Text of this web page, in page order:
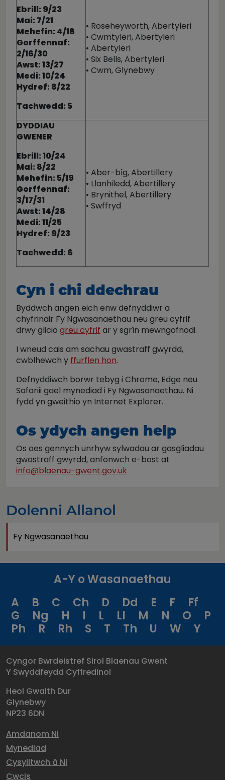
Ebrill: 9/23
Mai: 7/21
Mehefin: 4/18
Gorffennaf:
2/16/30
Awst: 13/27
Medi: 10/24
Hydref: 8/22
Tachwedd: 5
• Roseheyworth, Abertyleri
• Cwmtyleri, Abertyleri
• Abertyleri
• Six Bells, Abertyleri
• Cwm, Glynebwy
DYDDIAU
GWENER
Ebrill: 10/24
Mai: 8/22
Mehefin: 5/19
Gorffennaf:
3/17/31
Awst: 14/28
Medi: 11/25
Hydref: 9/23
Tachwedd: 6
• Aber-bîg, Abertillery
• Llanhiledd, Abertillery
• Brynithel, Abertillery
• Swffryd
Cyn i chi ddechrau
Byddwch angen eich enw defnyddiwr a
chyfrinair Fy Ngwasanaethau neu greu cyfrif
drwy glicio greu cyfrif ar y sgrîn mewngofnodi.
I wneud cais am sachau gwastraff gwyrdd,
cwblhewch y ffurflen hon.
Defnyddiwch borwr tebyg i Chrome, Edge neu
Safariii gael mynediad i Fy Ngwasanaethau. Ni
fydd yn gweithio yn Internet Explorer.
Os ydych angen help
Os oes gennych unrhyw sylwadau ar gasgliadau
gwastraff gwyrdd, anfonwch e-bost at
info@blaenau-gwent.gov.uk
Dolenni Allanol
Fy Ngwasanaethau
A-Y o Wasanaethau
A
B C Ch D Dd E F
Ff
G
Ng H I L Ll M N O
P
Ph
R Rh S T Th U W Y
Cyngor Bwrdeistref Sirol Blaenau Gwent
Y Swyddfeydd Cyffredinol
Heol Gwaith Dur
Glynebwy
NP23 6DN
Amdanom Ni
Mynediad
Cysylltwch â Ni
Cwcis